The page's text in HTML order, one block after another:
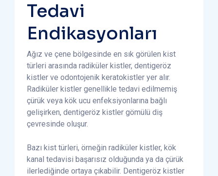
Tedavi
Endikasyonları
Ağız ve çene bölgesinde en sık görülen kist
türleri arasında radiküler kistler, dentigeröz
kistler ve odontojenik keratokistler yer alır.
Radiküler kistler genellikle tedavi edilmemiş
çürük veya kök ucu enfeksiyonlarına bağlı
gelişirken, dentigeröz kistler gömülü diş
çevresinde oluşur.
Bazı kist türleri, örneğin radiküler kistler, kök
kanal tedavisi başarısız olduğunda ya da çürük
ilerlediğinde ortaya çıkabilir. Dentigeröz kistler